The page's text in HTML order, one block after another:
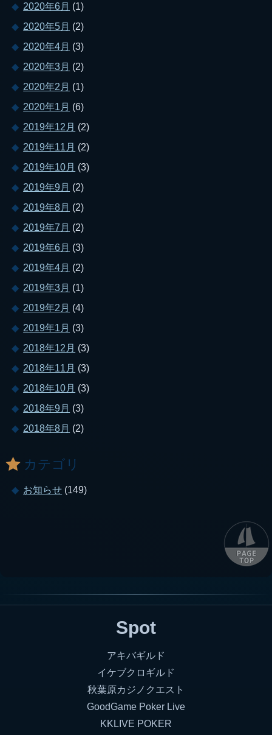
2020年6月 (1)
2020年5月 (2)
2020年4月 (3)
2020年3月 (2)
2020年2月 (1)
2020年1月 (6)
2019年12月 (2)
2019年11月 (2)
2019年10月 (3)
2019年9月 (2)
2019年8月 (2)
2019年7月 (2)
2019年6月 (3)
2019年4月 (2)
2019年3月 (1)
2019年2月 (4)
2019年1月 (3)
2018年12月 (3)
2018年11月 (3)
2018年10月 (3)
2018年9月 (3)
2018年8月 (2)
カテゴリ
お知らせ (149)
Spot
アキバギルド
イケブクロギルド
秋葉原カジノクエスト
GoodGame Poker Live
KKLIVE POKER